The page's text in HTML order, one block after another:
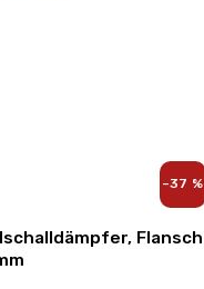
–37 %
Flansch